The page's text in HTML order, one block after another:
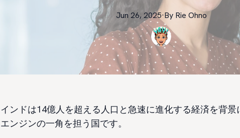
Jun 26, 2025·By Rie Ohno
インドは14億人を超える人口と急速に進化する経済を背
エンジンの一角を担う国です。